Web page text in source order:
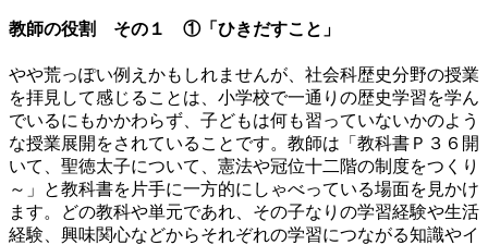
教師の役割 その１ ①「ひきだすこと」
やや荒っぽい例えかもしれませんが、社会科歴史分野の授業
を拝見して感じることは、小学校で一通りの歴史学習を学ん
でいるにもかかわらず、子どもは何も習っていないかのよう
な授業展開をされていることです。教師は「教科書Ｐ３６開
いて、聖徳太子について、憲法や冠位十二階の制度をつくり
～」と教科書を片手に一方的にしゃべっている場面を見かけ
ます。どの教科や単元であれ、その子なりの学習経験や生活
経験、興味関心などからそれぞれの学習につながる知識やイ